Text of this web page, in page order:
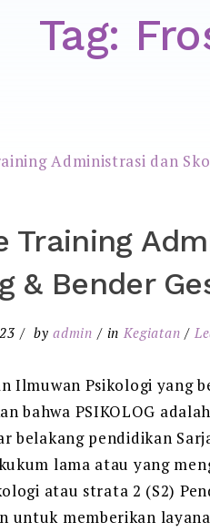
Tag:
Training
& Bender
byadmin in Kegiatan
Ilmuwan Psikologi yang
bahwa PSIKOLOG
belakang pendidikan
lama atau yang
atau strata 2 (S2)
untuk memberikan